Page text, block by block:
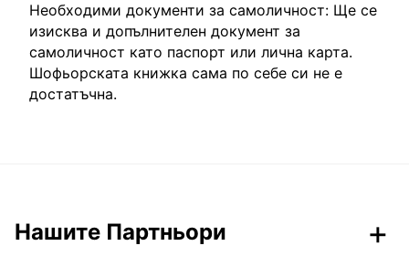
Необходими документи за самоличност: Ще се
изисква и допълнителен документ за
самоличност като паспорт или лична карта.
Шофьорската книжка сама по себе си не е
достатъчна.
Нашите Партньори